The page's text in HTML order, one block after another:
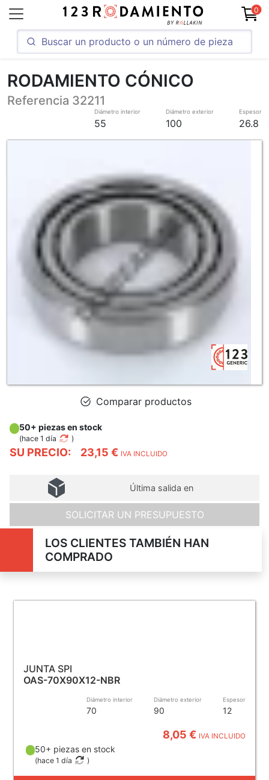
0
RODAMIENTO CÓNICO
Referencia 32211
Diámetro interior
55
Diámetro exterior
100
Espesor
26.8
Comparar productos
SU PRECIO: 23,15 € IVA INCLUIDO
50+ piezas en stock
(hace 1 día )
Última salida en
SOLICITAR UN PRESUPUESTO
LOS CLIENTES TAMBIÉN HAN
COMPRADO
JUNTA SPI
OAS-70X90X12-NBR
Diámetro interior
70
Diámetro exterior
90
Espesor
12
8,05 € IVA INCLUIDO
50+ piezas en stock
(hace 1 día )